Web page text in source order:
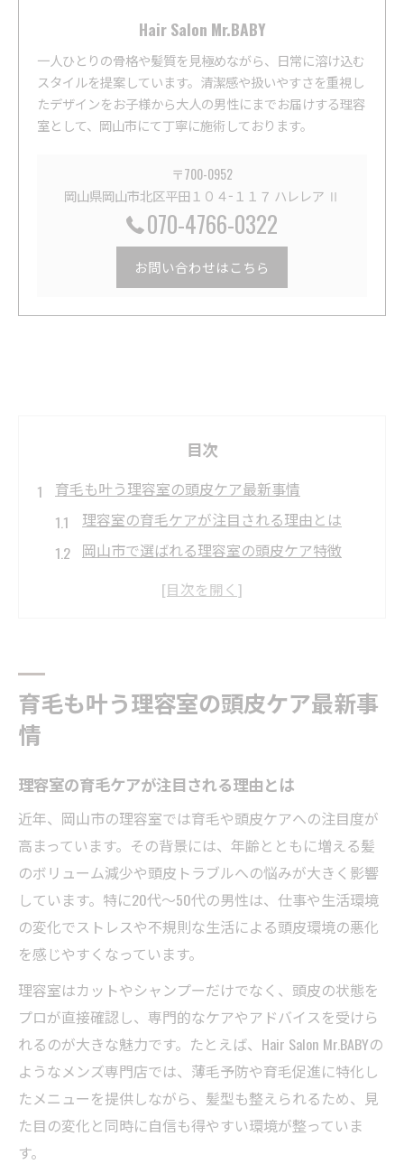
Hair Salon Mr.BABY
一人ひとりの骨格や髪質を見極めながら、日常に溶け込む
スタイルを提案しています。清潔感や扱いやすさを重視し
たデザインをお子様から大人の男性にまでお届けする理容
室として、岡山市にて丁寧に施術しております。
〒700-0952
岡山県岡山市北区平田１０４−１１７ ハレレア Ⅱ
070-4766-0322
お問い合わせはこちら
目次
育毛も叶う理容室の頭皮ケア最新事情
理容室の育毛ケアが注目される理由とは
岡山市で選ばれる理容室の頭皮ケア特徴
理容室ならではの育毛メニューの魅力紹介
理容室で頭皮環境を根本から見直す方法
理容室を活用した薄毛予防のポイント
頭皮ケアを理容室で始めるメリット解説
薄毛対策を始めるなら理容室での施術が鍵
理容室が提案する薄毛対策のステップ
育毛効果を高める理容室での施術内容
理容室で受けられる薄毛予防のポイント
理容室で始める薄毛ケアの実践方法
専門理容室ならではの薄毛相談の流れ
髪型の変化と育毛の両立を理容室で実感
理容室で髪型と育毛を同時に叶える方法
育毛とヘアスタイル提案の理容室活用術
理容室で髪型を整えながら育毛促進する
育毛も叶う理容室の頭皮ケア最新事
情
理容室の育毛ケアが注目される理由とは
近年、岡山市の理容室では育毛や頭皮ケアへの注目度が
高まっています。その背景には、年齢とともに増える髪
のボリューム減少や頭皮トラブルへの悩みが大きく影響
しています。特に20代〜50代の男性は、仕事や生活環境
の変化でストレスや不規則な生活による頭皮環境の悪化
を感じやすくなっています。
理容室はカットやシャンプーだけでなく、頭皮の状態を
プロが直接確認し、専門的なケアやアドバイスを受けら
れるのが大きな魅力です。たとえば、Hair Salon Mr.BABYの
ようなメンズ専門店では、薄毛予防や育毛促進に特化し
たメニューを提供しながら、髪型も整えられるため、見
た目の変化と同時に自信も得やすい環境が整っていま
す。